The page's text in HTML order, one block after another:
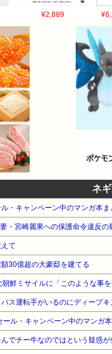
¥2,889
ネ
・キャンペーン中のマンガ本ま
・宮崎麗果への保護命令違反の
て
30億超の大豪邸を建てる
朝鮮ミサイルに「このような事
ス運転手がいるのにディープキ
ール・キャンペーン中のマンガ
でチー牛なのではという疑惑が